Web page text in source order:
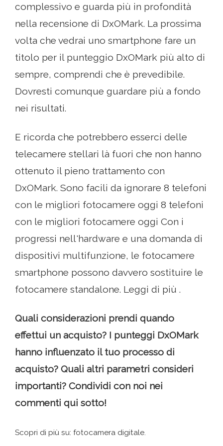
complessivo e guarda più in profondità
nella recensione di DxOMark. La prossima
volta che vedrai uno smartphone fare un
titolo per il punteggio DxOMark più alto di
sempre, comprendi che è prevedibile.
Dovresti comunque guardare più a fondo
nei risultati.
E ricorda che potrebbero esserci delle
telecamere stellari là fuori che non hanno
ottenuto il pieno trattamento con
DxOMark. Sono facili da ignorare 8 telefoni
con le migliori fotocamere oggi 8 telefoni
con le migliori fotocamere oggi Con i
progressi nell'hardware e una domanda di
dispositivi multifunzione, le fotocamere
smartphone possono davvero sostituire le
fotocamere standalone. Leggi di più .
Quali considerazioni prendi quando
effettui un acquisto? I punteggi DxOMark
hanno influenzato il tuo processo di
acquisto? Quali altri parametri consideri
importanti? Condividi con noi nei
commenti qui sotto!
Scopri di più su: fotocamera digitale.